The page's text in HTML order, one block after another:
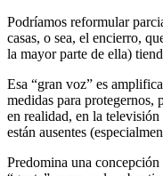
Podríamos reformular
casas, o sea, el encierro,
la mayor parte de ella)
Esa “gran voz” es
medidas para protegernos,
en realidad, en la
están ausentes
Predomina una